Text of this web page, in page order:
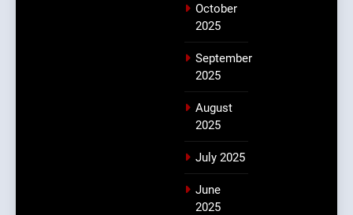
October
2025
September
2025
August
2025
July 2025
June
2025